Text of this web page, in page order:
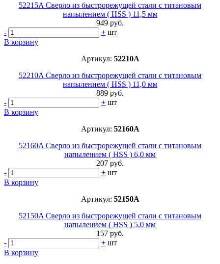
52215A Сверло из быстрорежущей стали с титановым
напылением ( HSS ) 11,5 мм
949 руб.
-
+ шт
В корзину
Артикул: 52210A
52210A Сверло из быстрорежущей стали с титановым
напылением ( HSS ) 11,0 мм
889 руб.
-
+ шт
В корзину
Артикул: 52160A
52160A Сверло из быстрорежущей стали с титановым
напылением ( HSS ) 6,0 мм
207 руб.
-
+ шт
В корзину
Артикул: 52150A
52150A Сверло из быстрорежущей стали с титановым
напылением ( HSS ) 5,0 мм
157 руб.
-
+ шт
В корзину